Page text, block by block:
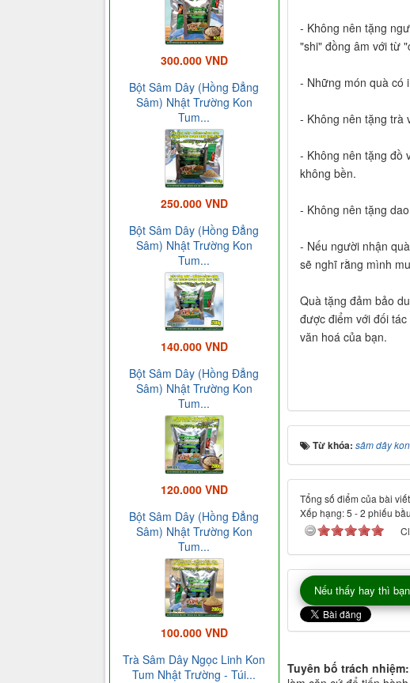
- Không nên tặng
"shi" đồng âm với từ
- Những món quà có
- Không nên tặng trà
- Không nên tặng đồ
không bền.
- Không nên tặng
- Nếu người nhận
sẽ nghĩ rằng mình
Quà tặng đảm bảo
được điểm với đối
văn hoá của bạn.
Từ khóa: sâm dây
Tổng số điểm của bài
Xếp hạng:5 -2 phiếu bầu
Nếu thấy hay thì
Tuyên bố trách nhiệm:
300.000 VND
Bột Sâm Dây (Hồng Đẳng
Sâm) Nhật Trường Kon
Tum...
250.000 VND
Bột Sâm Dây (Hồng Đẳng
Sâm) Nhật Trường Kon
Tum...
140.000 VND
Bột Sâm Dây (Hồng Đẳng
Sâm) Nhật Trường Kon
Tum...
120.000 VND
Bột Sâm Dây (Hồng Đẳng
Sâm) Nhật Trường Kon
Tum...
100.000 VND
Trà Sâm Dây Ngọc Linh Kon
Tum Nhật Trường - Túi...